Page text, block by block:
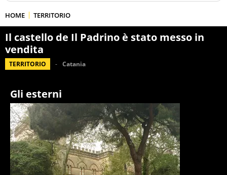
HOME TERRITORIO
Il castello de Il Padrino è stato messo in
vendita
TERRITORIO Catania
Gli esterni